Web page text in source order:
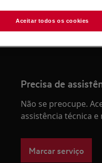
Para a loja online
Precisa de
Não se preocupe.
assistência técnica
Marcar serviço
Aceitar todos os cookies